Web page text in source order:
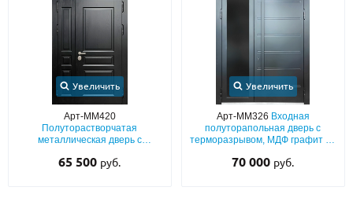
Увеличить
Арт-ММ420
Полуторастворчатая
металлическая дверь с
глухой верхней вставкой
65 500 руб.
Увеличить
Арт-ММ326 Входная
полуторапольная дверь с
терморазрывом, МДФ графит со
70 000 руб.